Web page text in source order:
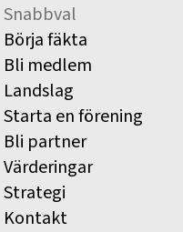
Snabbval
Börja fäkta
Bli medlem
Landslag
Starta en förening
Bli partner
Värderingar
Strategi
Kontakt